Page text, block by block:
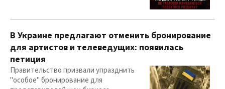
В Украине предлагают отменить бронирование
для артистов и телеведущих: появилась
петиция
Правительство призвали упразднить
"особое" бронирование для